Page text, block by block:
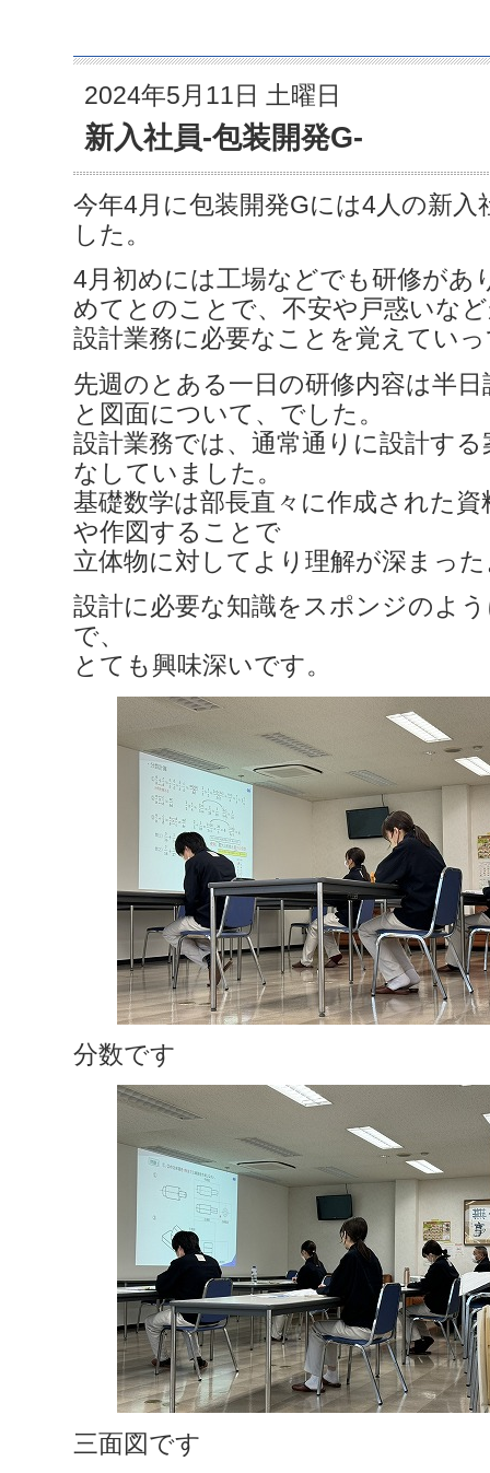
2024年5月11日 土曜日
新入社員-包装開発G-
今年4月に包装開発Gには4人の新
した。
4月初めには工場などでも研修があ
めてとのことで、不安や戸惑いな
設計業務に必要なことを覚えてい
先週のとある一日の研修内容は半
と図面について、でした。
設計業務では、通常通りに設計す
なしていました。
基礎数学は部長直々に作成された
や作図することで
立体物に対してより理解が深まっ
設計に必要な知識をスポンジのよ
で、
とても興味深いです。
分数です
三面図です